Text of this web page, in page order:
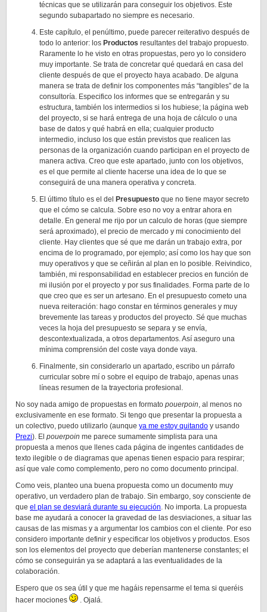
técnicas que se utilizarán para conseguir los objetivos. Este
segundo subapartado no siempre es necesario.
Este capítulo, el penúltimo, puede parecer reiterativo después de
todo lo anterior: los Productos resultantes del trabajo propuesto.
Raramente lo he visto en otras propuestas, pero yo lo considero
muy importante. Se trata de concretar qué quedará en casa del
cliente después de que el proyecto haya acabado. De alguna
manera se trata de definir los componentes más “tangibles” de la
consultoría. Especifico los informes que se entregarán y su
estructura, también los intermedios si los hubiese; la página web
del proyecto, si se hará entrega de una hoja de cálculo o una
base de datos y qué habrá en ella; cualquier producto
intermedio, incluso los que están previstos que realicen las
personas de la organización cuando participan en el proyecto de
manera activa. Creo que este apartado, junto con los objetivos,
es el que permite al cliente hacerse una idea de lo que se
conseguirá de una manera operativa y concreta.
El último título es el del
Presupuesto que no tiene mayor secreto
que el cómo se calcula. Sobre eso no voy a entrar ahora en
detalle. En general me rijo por un calculo de horas (que siempre
será aproximado), el precio de mercado y mi conocimiento del
cliente. Hay clientes que sé que me darán un trabajo extra, por
encima de lo programado, por ejemplo; así como los hay que son
muy operativos y que se ceñirán al plan en lo posible. Reivindico,
también, mi responsabilidad en establecer precios en función de
mi ilusión por el proyecto y por sus finalidades. Forma parte de lo
que creo que es ser un artesano. En el presupuesto cometo una
nueva reiteración: hago constar en términos generales y muy
brevemente las tareas y productos del proyecto. Sé que muchas
veces la hoja del presupuesto se separa y se envía,
descontextualizada, a otros departamentos. Así aseguro una
mínima comprensión del coste vaya donde vaya.
Finalmente, sin considerarlo un apartado, escribo un párrafo
curricular sobre mí o sobre el equipo de trabajo, apenas unas
líneas resumen de la trayectoria profesional.
No soy nada amigo de propuestas en formato pouerpoin, al menos no
exclusivamente en ese formato. Si tengo que presentar la propuesta a
un colectivo, puedo utilizarlo (aunque ya me estoy quitando y usando
Prezi). El pouerpoin me parece sumamente simplista para una
propuesta a menos que llenes cada página de ingentes cantidades de
texto ilegible o de diagramas que apenas tienen espacio para respirar;
así que vale como complemento, pero no como documento principal.
Como veis, planteo una buena propuesta como un documento muy
operativo, un verdadero plan de trabajo. Sin embargo, soy consciente de
que el plan se desviará durante su ejecución. No importa. La propuesta
base me ayudará a conocer la gravedad de las desviaciones, a situar las
causas de las mismas y a argumentar los cambios con el cliente. Por eso
considero importante definir y especificar los objetivos y productos. Esos
son los elementos del proyecto que deberían mantenerse constantes; el
cómo se conseguirán ya se adaptará a las eventualidades de la
colaboración.
Espero que os sea útil y que me hagáis repensarme el tema si queréis
hacer mociones
. Ojalá.